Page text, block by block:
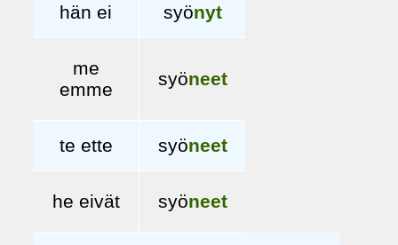
hän ei syönyt
me
emme
syöneet
te ette syöneet
he eivät syöneet